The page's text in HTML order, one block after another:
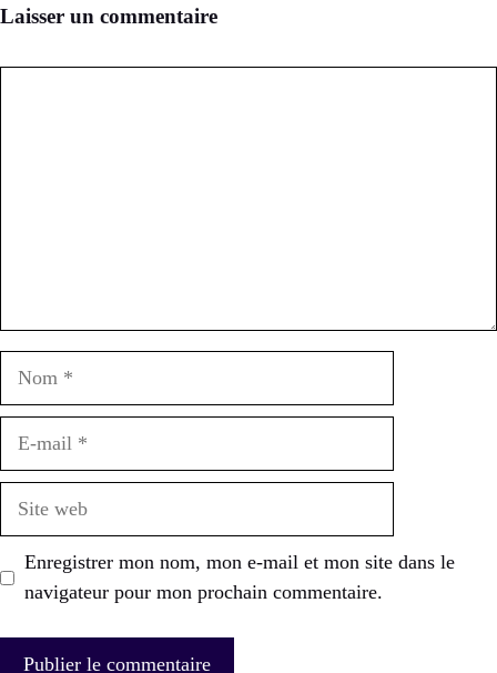
Laisser un commentaire
Enregistrer mon nom, mon e-mail et mon site dans le
navigateur pour mon prochain commentaire.